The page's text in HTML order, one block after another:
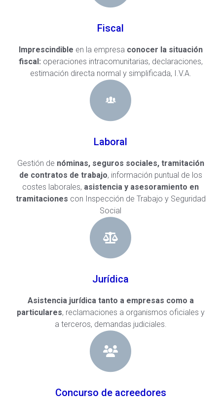
Fiscal
Imprescindible en la empresa conocer la situación
fiscal: operaciones intracomunitarias, declaraciones,
estimación directa normal y simplificada, I.V.A.
Laboral
Gestión de nóminas, seguros sociales, tramitación
de contratos de trabajo, información puntual de los
costes laborales, asistencia y asesoramiento en
tramitaciones con Inspección de Trabajo y Seguridad
Social
Jurídica
Asistencia jurídica tanto a empresas como a
particulares, reclamaciones a organismos oficiales y
a terceros, demandas judiciales.
Concurso de acreedores